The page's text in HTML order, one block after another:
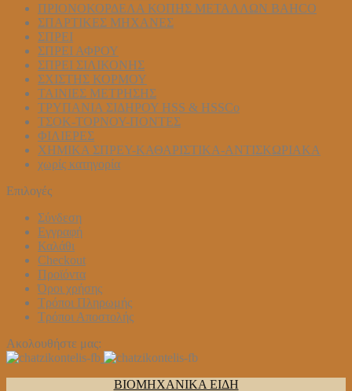
ΠΡΙΟΝΟΚΟΡΔΕΛΑ ΚΟΠΗΣ ΜΕΤΑΛΛΩΝ BAHCO
ΣΠΑΡΤΙΚΕΣ ΜΗΧΑΝΕΣ
ΣΠΡΕΙ
ΣΠΡΕΙ ΑΦΡΟΥ
ΣΠΡΕΙ ΣΙΛΙΚΟΝΗΣ
ΣΧΙΣΤΗΣ ΚΟΡΜΟΥ
ΤΑΙΝΙΕΣ ΜΕΤΡΗΣΗΣ
ΤΡΥΠΑΝΙΑ ΣΙΔΗΡΟΥ HSS & HSSCo
ΤΣΟΚ-ΤΟΡΝΟΥ-ΠΟΝΤΕΣ
ΦΙΛΙΕΡΕΣ
ΧΗΜΙΚΑ ΣΠΡΕΥ-ΚΑΘΑΡΙΣΤΙΚΑ-ΑΝΤΙΣΚΩΡΙΑΚΑ
χωρίς κατηγορία
Επιλογές
Σύνδεση
Εγγραφή
Καλάθι
Checkout
Προϊόντα
Όροι χρήσης
Τρόποι Πληρωμής
Τρόποι Αποστολής
Ακολουθήστε μας:
ΒΙΟΜΗΧΑΝΙΚΑ ΕΙΔΗ